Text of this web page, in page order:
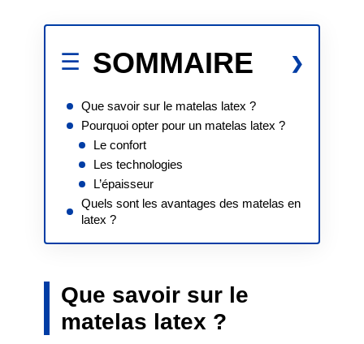
SOMMAIRE
Que savoir sur le matelas latex ?
Pourquoi opter pour un matelas latex ?
Le confort
Les technologies
L’épaisseur
Quels sont les avantages des matelas en
latex ?
Que savoir sur le
matelas latex ?